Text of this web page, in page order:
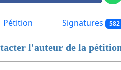
Pétition Signatures 582
l'auteur de la